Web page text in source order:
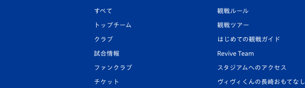
すべて
トップチーム
クラブ
試合情報
ファンクラブ
チケット
観戦ルール
観戦ツアー
はじめての観戦ガイド
Revive Team
スタジアムへのアクセス
ヴィヴィくんの長崎おもてなし